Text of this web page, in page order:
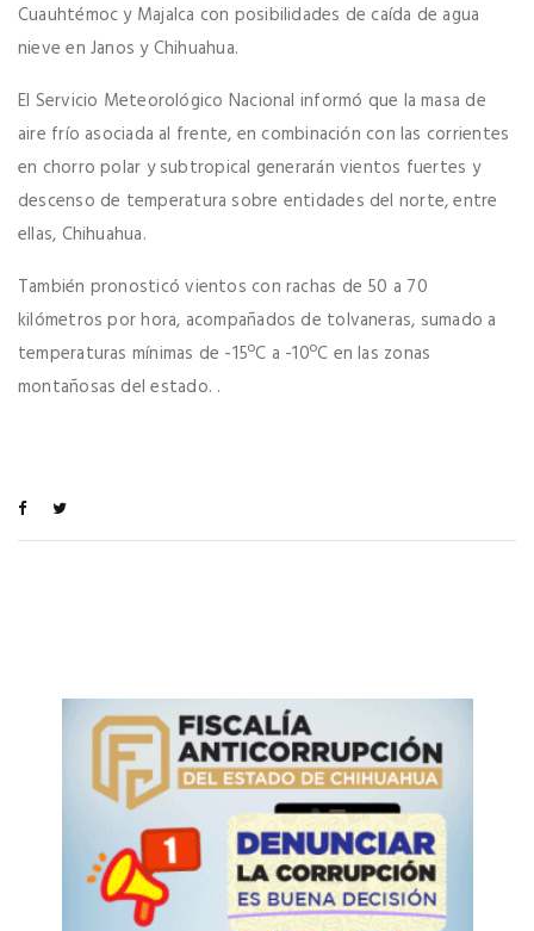
Cuauhtémoc y Majalca con posibilidades de caída de agua
nieve en Janos y Chihuahua.
El Servicio Meteorológico Nacional informó que la masa de
aire frío asociada al frente, en combinación con las corrientes
en chorro polar y subtropical generarán vientos fuertes y
descenso de temperatura sobre entidades del norte, entre
ellas, Chihuahua.
También pronosticó vientos con rachas de 50 a 70
kilómetros por hora, acompañados de tolvaneras, sumado a
temperaturas mínimas de -15ºC a -10ºC en las zonas
montañosas del estado. .